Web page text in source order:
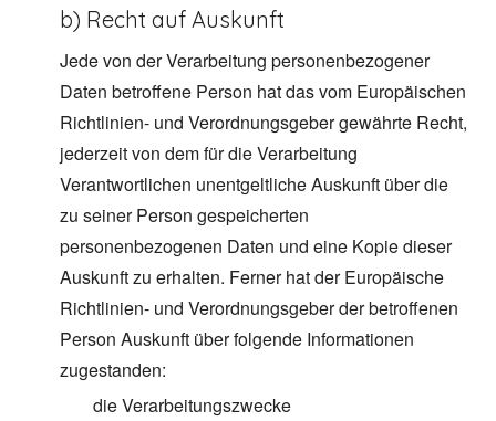
b) Recht auf Auskunft
Jede von der Verarbeitung personenbezogener
Daten betroffene Person hat das vom Europäischen
Richtlinien- und Verordnungsgeber gewährte Recht,
jederzeit von dem für die Verarbeitung
Verantwortlichen unentgeltliche Auskunft über die
zu seiner Person gespeicherten
personenbezogenen Daten und eine Kopie dieser
Auskunft zu erhalten. Ferner hat der Europäische
Richtlinien- und Verordnungsgeber der betroffenen
Person Auskunft über folgende Informationen
zugestanden:
die Verarbeitungszwecke